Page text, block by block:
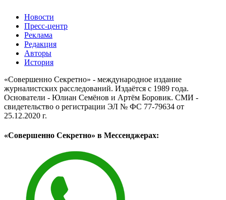
Новости
Пресс-центр
Реклама
Редакция
Авторы
История
«Совершенно Секретно» - международное издание
журналистских расследований. Издаётся с 1989 года.
Основатели - Юлиан Семёнов и Артём Боровик. CМИ -
свидетельство о регистрации ЭЛ № ФС 77-79634 от
25.12.2020 г.
«Совершенно Секретно» в Мессенджерах: